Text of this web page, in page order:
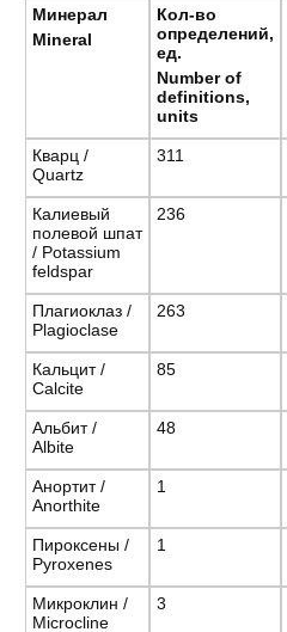
Минерал
Mineral
Кол-во
определений,
ед.
Number of
definitions,
units
Кварц /
Quartz
311
Калиевый
полевой шпат
/ Potassium
feldspar
236
Плагиоклаз /
Plagioclase
263
Кальцит /
Calcite
85
Альбит /
Albite
48
Анортит /
Anorthite
1
Пироксены /
Pyroxenes
1
Микроклин /
Microcline
3